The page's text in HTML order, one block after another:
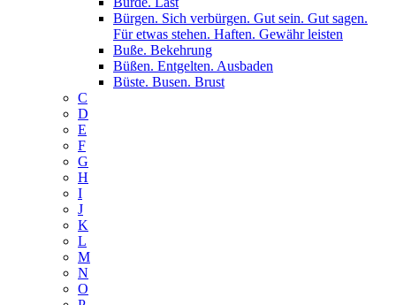
Bürgen. Sich verbürgen. Gut sein. Gut sagen.
Für etwas stehen. Haften. Gewähr leisten
Buße. Bekehrung
Büßen. Entgelten. Ausbaden
Büste. Busen. Brust
C
D
E
F
G
H
I
J
K
L
M
N
O